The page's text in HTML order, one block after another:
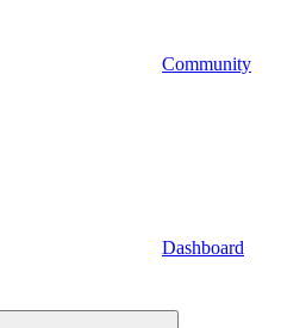
Community
Dashboard